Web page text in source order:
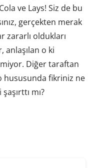
ve Lays! Siz de bu
gerçekten merak
zararlı oldukları
anlaşılan o ki
Diğer taraftan
hususunda fikriniz ne
mı?